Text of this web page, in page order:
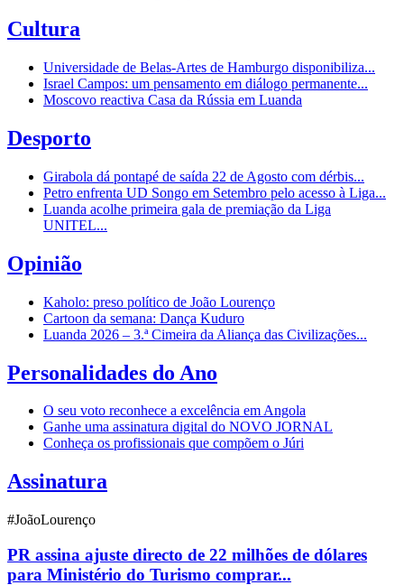
Cultura
Universidade de Belas-Artes de Hamburgo disponibiliza...
Israel Campos: um pensamento em diálogo permanente...
Moscovo reactiva Casa da Rússia em Luanda
Desporto
Girabola dá pontapé de saída 22 de Agosto com dérbis...
Petro enfrenta UD Songo em Setembro pelo acesso à Liga...
Luanda acolhe primeira gala de premiação da Liga
UNITEL...
Opinião
Kaholo: preso político de João Lourenço
Cartoon da semana: Dança Kuduro
Luanda 2026 – 3.ª Cimeira da Aliança das Civilizações...
Personalidades do Ano
O seu voto reconhece a excelência em Angola
Ganhe uma assinatura digital do NOVO JORNAL
Conheça os profissionais que compõem o Júri
Assinatura
#JoãoLourenço
PR assina ajuste directo de 22 milhões de dólares
para Ministério do Turismo comprar...